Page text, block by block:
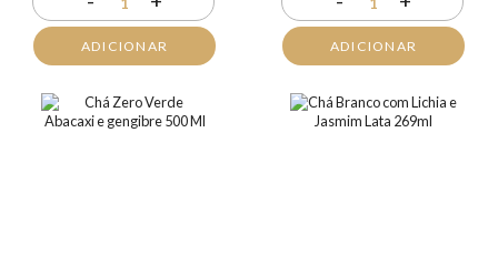
ADICIONAR ADICIONAR